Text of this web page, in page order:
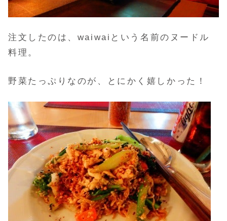
注文したのは、waiwaiという名前のヌードル
料理。
野菜たっぷりなのが、とにかく嬉しかった！